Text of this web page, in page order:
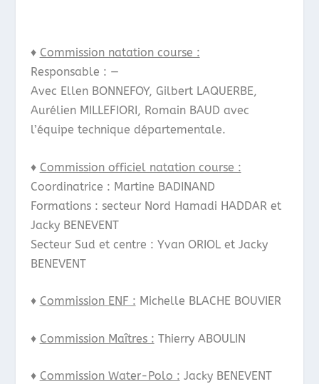
♦ Commission natation course :
Responsable : —
Avec Ellen BONNEFOY, Gilbert LAQUERBE,
Aurélien MILLEFIORI, Romain BAUD avec
l’équipe technique départementale.
♦ Commission officiel natation course :
Coordinatrice : Martine BADINAND
Formations : secteur Nord Hamadi HADDAR et
Jacky BENEVENT
Secteur Sud et centre : Yvan ORIOL et Jacky
BENEVENT
♦ Commission ENF : Michelle BLACHE BOUVIER
♦ Commission Maîtres : Thierry ABOULIN
♦ Commission Water-Polo : Jacky BENEVENT